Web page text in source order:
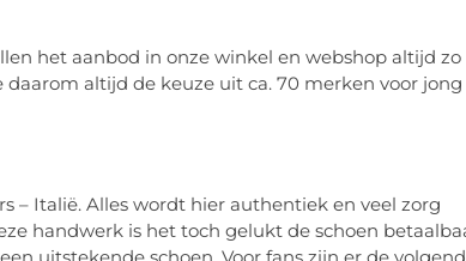
het aanbod in onze winkel en webshop altijd zo
altijd de keuze uit ca. 70 merken voor jong
– Italië. Alles wordt hier authentiek en veel zorg
handwerk is het toch gelukt de schoen
uitstekende schoen. Voor fans zijn er de